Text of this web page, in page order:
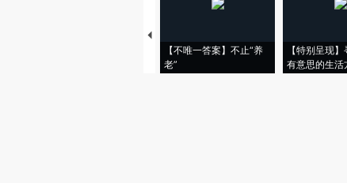
【不唯一答案】不止“养
老”
【特别呈现
有意思的生活